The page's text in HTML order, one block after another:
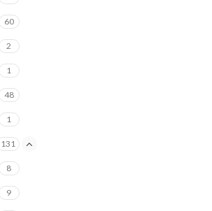
60
2
1
48
1
131
8
9